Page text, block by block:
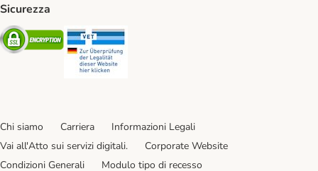
Sicurezza
Security
Chi siamo Carriera
Informazioni Legali
Vai all'Atto sui servizi digitali.
Corporate Website
Condizioni Generali
Modulo tipo di recesso